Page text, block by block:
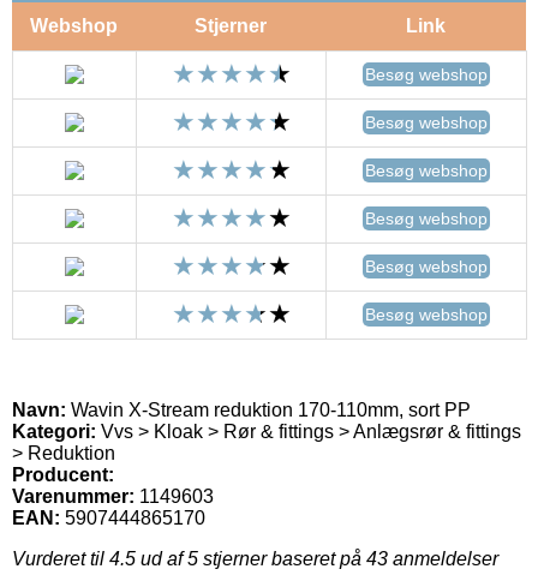
Webshop Stjerner Link
Besøg webshop
Besøg webshop
Besøg webshop
Besøg webshop
Besøg webshop
Besøg webshop
Navn: Wavin X-Stream reduktion 170-110mm, sort PP
Kategori: Vvs > Kloak > Rør & fittings > Anlægsrør & fittings
> Reduktion
Producent:
Varenummer: 1149603
EAN: 5907444865170
Vurderet til 4.5 ud af 5 stjerner baseret på 43 anmeldelser